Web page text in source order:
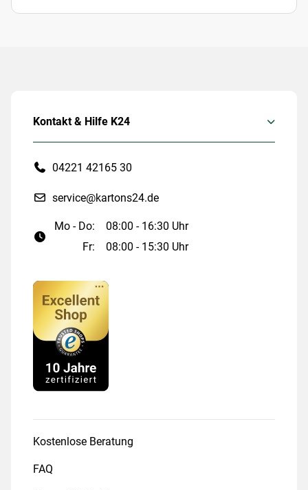
Kontakt & Hilfe K24
04221 42165 30
service@kartons24.de
Mo - Do:
08:00 - 16:30 Uhr
Fr:
08:00 - 15:30 Uhr
Kostenlose Beratung
FAQ